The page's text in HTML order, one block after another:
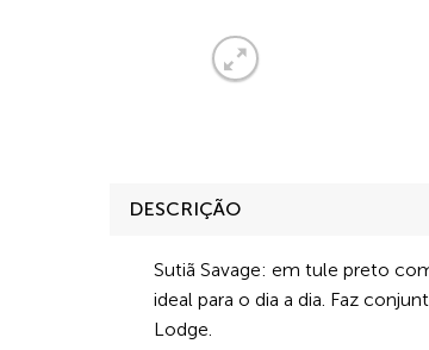
DESCRIÇÃO
Sutiã Savage: em tule preto
ideal para o dia a dia. Faz
Lodge.